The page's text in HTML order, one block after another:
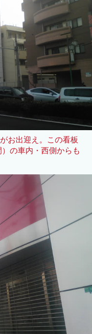
お出迎え。この看板
の車内・西側からも